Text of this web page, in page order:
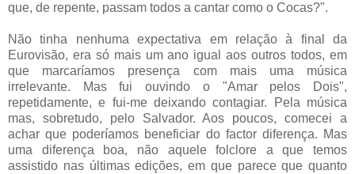
que, de repente, passam todos a cantar como o Cocas?".
Não tinha nenhuma expectativa em relação à final da
Eurovisão, era só mais um ano igual aos outros todos, em
que marcaríamos presença com mais uma música
irrelevante. Mas fui ouvindo o "Amar pelos Dois",
repetidamente, e fui-me deixando contagiar. Pela música
mas, sobretudo, pelo Salvador. Aos poucos, comecei a
achar que poderíamos beneficiar do factor diferença. Mas
uma diferença boa, não aquele folclore a que temos
assistido nas últimas edições, em que parece que quanto